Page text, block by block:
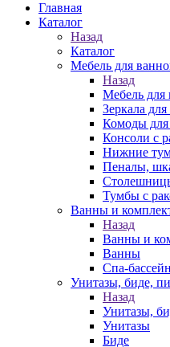
Главная
Каталог
Назад
Каталог
Мебель для
Назад
Мебель для
Зеркала
Комоды
Консоли с
Нижние
Пеналы,
Тумбы с
Ванны и
Назад
Ванны и
Ванны
Спа-
Унитазы, биде,
Назад
Унитазы,
Унитазы
Биде